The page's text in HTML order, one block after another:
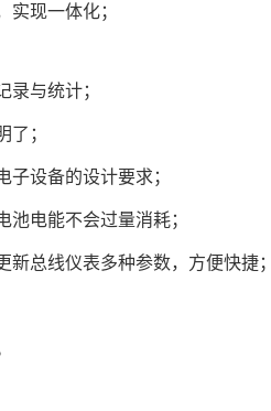
现一体化；
录与统计；
了；
设备的设计要求；
电能不会过量消耗；
总线仪表多种参数，方便快捷；